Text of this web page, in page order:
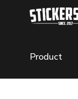
Product